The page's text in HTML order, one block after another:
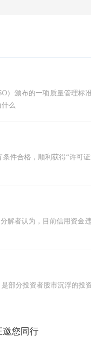
）颁布的一项质量管理
么
件合格，顺利获得“许可
解者认为，目前信用资金
部分投资者股市沉浮的投
邀您同行